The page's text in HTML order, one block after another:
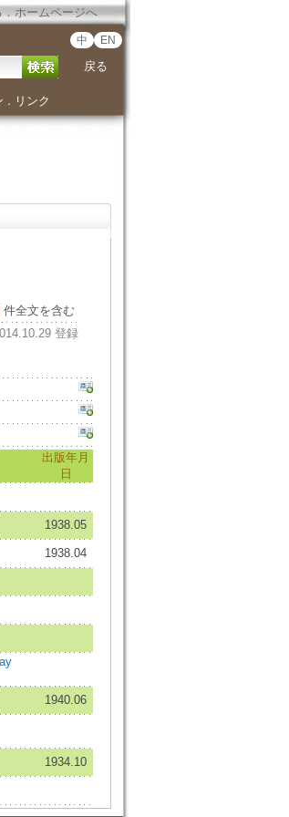
．ホームページへ
中 EN
戻る
． リンク
件全文を含む
登録
出版年月
日
1938.05
1938.04
1940.06
1934.10